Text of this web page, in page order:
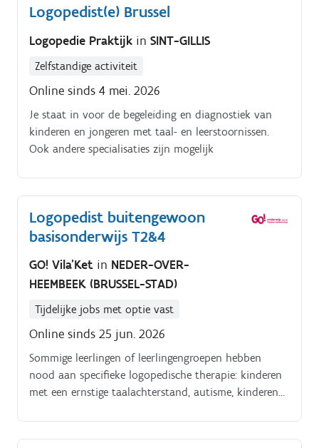
Logopedist(e) Brussel
Logopedie Praktijk in SINT-GILLIS
Zelfstandige activiteit
Online sinds 4 mei. 2026
Je staat in voor de begeleiding en diagnostiek van
kinderen en jongeren met taal- en leerstoornissen.
Ook andere specialisaties zijn mogelijk
Logopedist buitengewoon
basisonderwijs T2&4
GO! Vila'Ket in NEDER-OVER-
HEEMBEEK (BRUSSEL-STAD)
Tijdelijke jobs met optie vast
Online sinds 25 jun. 2026
Sommige leerlingen of leerlingengroepen hebben
nood aan specifieke logopedische therapie: kinderen
met een ernstige taalachterstand, autisme, kinderen
logopedisten gaan ook in op de hulpvraag van de